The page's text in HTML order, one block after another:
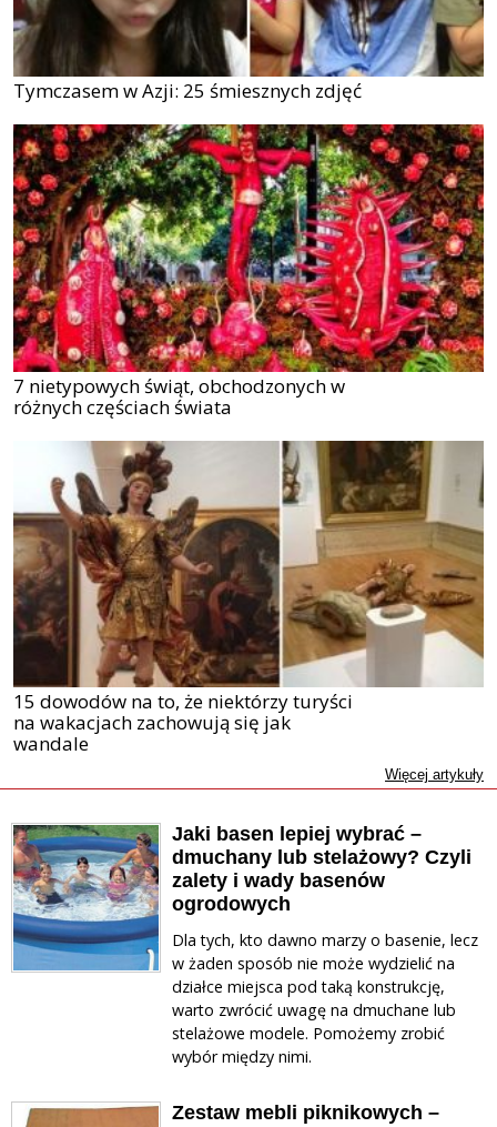
Tymczasem w Azji: 25 śmiesznych zdjęć
7 nietypowych świąt, obchodzonych w
różnych częściach świata
15 dowodów na to, że niektórzy turyści
na wakacjach zachowują się jak
wandale
Więcej artykuły
Jaki basen lepiej wybrać –
dmuchany lub stelażowy? Czyli
zalety i wady basenów
ogrodowych
Dla tych, kto dawno marzy o basenie, lecz
w żaden sposób nie może wydzielić na
działce miejsca pod taką konstrukcję,
warto zwrócić uwagę na dmuchane lub
stelażowe modele. Pomożemy zrobić
wybór między nimi.
Zestaw mebli piknikowych –